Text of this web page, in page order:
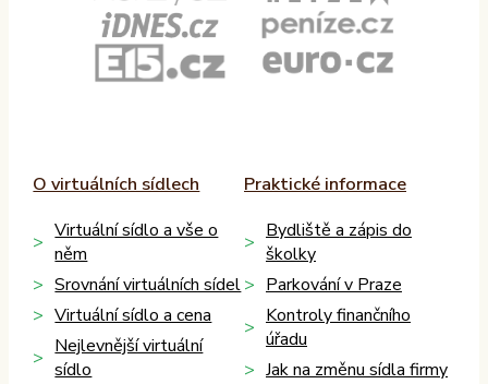
O virtuálních sídlech
Virtuální sídlo a vše o
něm
Srovnání virtuálních sídel
Virtuální sídlo a cena
Nejlevnější virtuální
sídlo
Praktické informace
Bydliště a zápis do
školky
Parkování v Praze
Kontroly finančního
úřadu
Jak na změnu sídla firmy